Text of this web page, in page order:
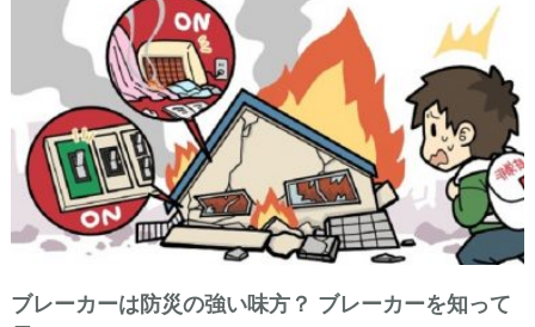
ブレーカーは防災の強い味方？ ブレーカーを知って